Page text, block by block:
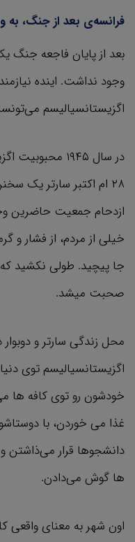
فرانسه‌ی بعد از جنگ، به
بعد از پایان فاجعه جنگ
وجود نداشت. اینده
اگزیستانسیالیسم
در سال ۱۹۴۵
۲۸ ام اکتبر سارتر یک
ازدحام جمعیت حاضرین
خیلی از مردم، از فشار
جا پیچید. طولی نکشید که
صحبت میشد.
محل زندگی سارتر و
اگزیستانسیالیسم توی
خودشون رو توی کافه ها
غذا می خوردن، با
دانشجوها قرار
ها گوش می‌دادن.
اون شهر به معنای واقعی